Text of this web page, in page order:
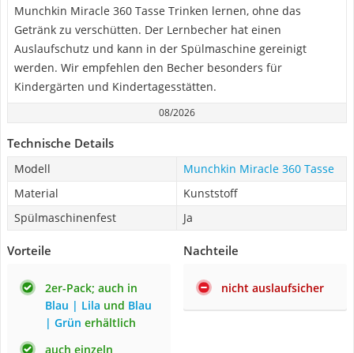
Munchkin Miracle 360 Tasse Trinken lernen, ohne das
Getränk zu verschütten. Der Lernbecher hat einen
Auslaufschutz und kann in der Spülmaschine gereinigt
werden. Wir empfehlen den Becher besonders für
Kindergärten und Kindertagesstätten.
08/2026
Technische Details
Modell
Munchkin Miracle 360 Tasse
Material
Kunststoff
Spülmaschinenfest
Ja
Vorteile
2er-Pack; auch in
Blau | Lila und Blau
| Grün erhältlich
auch einzeln
Nachteile
nicht auslaufsicher